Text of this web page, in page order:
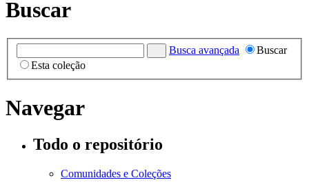
Buscar
Busca avançada
Buscar
Esta coleção
Navegar
Todo o repositório
Comunidades e Coleções